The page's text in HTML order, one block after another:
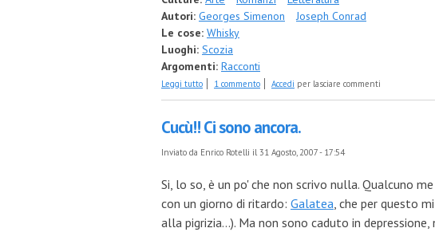
Autori: Georges Simenon
Joseph Conrad
Le cose: Whisky
Luoghi: Scozia
Argomenti: Racconti
Leggi tutto su Separazione consensuale
1 commento Accedi per lasciare commenti
Cucù!! Ci sono ancora.
Inviato da Enrico Rotelli il 31 Agosto, 2007 - 17:54
Si, lo so, è un po' che non scrivo nulla. Qualcuno
con un giorno di ritardo: Galatea, che per questo
alla pigrizia...). Ma non sono caduto in